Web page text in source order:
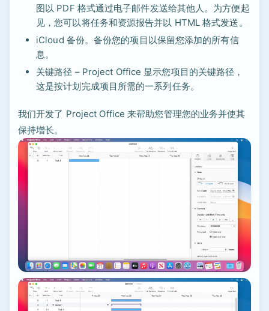
图以 PDF 格式通过电子邮件发送给其他人。为方便起
见，您可以将任务和资源报告并以 HTML 格式发送。
iCloud 备份。备份您的项目以保留您添加的所有信
息。
关键路径 – Project Office 显示您项目的关键路径，
这是按计划完成项目所需的一系列任务。
我们开发了 Project Office 来帮助您管理您的业务并使其
保持增长。